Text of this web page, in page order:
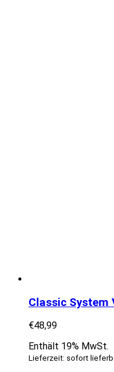
Classic System
€48,99
Enthält 19% MwSt.
Lieferzeit: sofort